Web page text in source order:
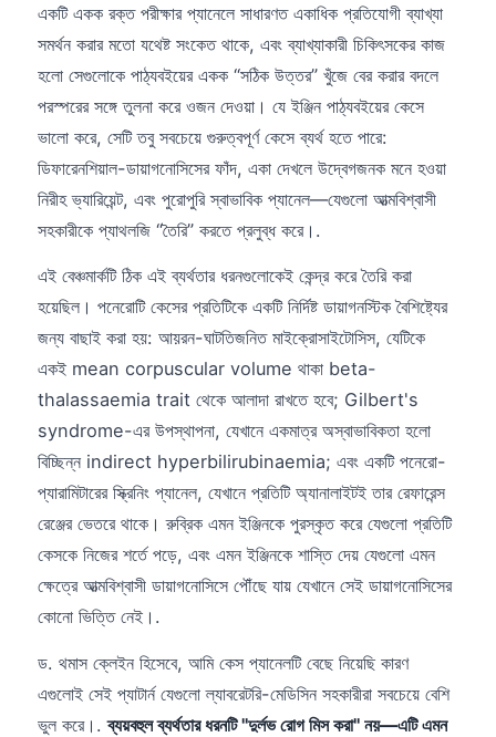
একটি একক রক্ত পরীক্ষার প্যানেলে সাধারণত একাধিক প্রতিযোগী ব্যাখ্যা
সমর্থন করার মতো যথেষ্ট সংকেত থাকে, এবং ব্যাখ্যাকারী চিকিৎসকের কাজ
হলো সেগুলোকে পাঠ্যবইয়ের একক “সঠিক উত্তর” খুঁজে বের করার বদলে
পরস্পরের সঙ্গে তুলনা করে ওজন দেওয়া। যে ইঞ্জিন পাঠ্যবইয়ের কেসে
ভালো করে, সেটি তবু সবচেয়ে গুরুত্বপূর্ণ কেসে ব্যর্থ হতে পারে:
ডিফারেনশিয়াল-ডায়াগনোসিসের ফাঁদ, একা দেখলে উদ্বেগজনক মনে হওয়া
নিরীহ ভ্যারিয়েন্ট, এবং পুরোপুরি স্বাভাবিক প্যানেল—যেগুলো আত্মবিশ্বাসী
সহকারীকে প্যাথলজি “তৈরি” করতে প্রলুব্ধ করে।.
এই বেঞ্চমার্কটি ঠিক এই ব্যর্থতার ধরনগুলোকেই কেন্দ্র করে তৈরি করা
হয়েছিল। পনেরোটি কেসের প্রতিটিকে একটি নির্দিষ্ট ডায়াগনস্টিক বৈশিষ্ট্যের
জন্য বাছাই করা হয়: আয়রন-ঘাটতিজনিত মাইক্রোসাইটোসিস, যেটিকে
একই mean corpuscular volume থাকা beta-
thalassaemia trait থেকে আলাদা রাখতে হবে; Gilbert's
syndrome-এর উপস্থাপনা, যেখানে একমাত্র অস্বাভাবিকতা হলো
বিচ্ছিন্ন indirect hyperbilirubinaemia; এবং একটি পনেরো-
প্যারামিটারের স্ক্রিনিং প্যানেল, যেখানে প্রতিটি অ্যানালাইটই তার রেফারেন্স
রেঞ্জের ভেতরে থাকে। রুব্রিক এমন ইঞ্জিনকে পুরস্কৃত করে যেগুলো প্রতিটি
কেসকে নিজের শর্তে পড়ে, এবং এমন ইঞ্জিনকে শাস্তি দেয় যেগুলো এমন
ক্ষেত্রে আত্মবিশ্বাসী ডায়াগনোসিসে পৌঁছে যায় যেখানে সেই ডায়াগনোসিসের
কোনো ভিত্তি নেই।.
ড. থমাস ক্লেইন হিসেবে, আমি কেস প্যানেলটি বেছে নিয়েছি কারণ
এগুলোই সেই প্যাটার্ন যেগুলো ল্যাবরেটরি-মেডিসিন সহকারীরা সবচেয়ে বেশি
ভুল করে।.ব্যয়বহুল ব্যর্থতার ধরনটি "দুর্লভ রোগ মিস করা" নয়—এটি এমন